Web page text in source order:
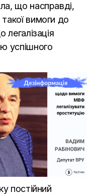
що насправді,
вимоги до
легалізація
успішного
постійний